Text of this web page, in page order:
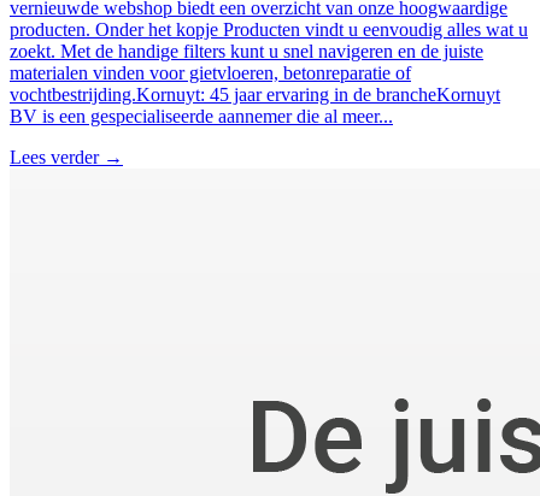
vernieuwde webshop biedt een overzicht van onze hoogwaardige
producten. Onder het kopje Producten vindt u eenvoudig alles wat u
zoekt. Met de handige filters kunt u snel navigeren en de juiste
materialen vinden voor gietvloeren, betonreparatie of
vochtbestrijding.Kornuyt: 45 jaar ervaring in de brancheKornuyt
BV is een gespecialiseerde aannemer die al meer...
Lees verder →